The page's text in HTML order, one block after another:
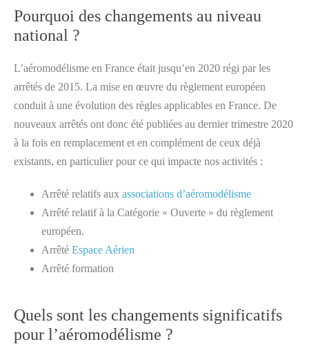
Pourquoi des changements au niveau
national ?
L’aéromodélisme en France était jusqu’en 2020 régi par les
arrêtés de 2015. La mise en œuvre du règlement européen
conduit à une évolution des règles applicables en France. De
nouveaux arrêtés ont donc été publiées au dernier trimestre 2020
à la fois en remplacement et en complément de ceux déjà
existants, en particulier pour ce qui impacte nos activités :
Arrêté relatifs aux associations d’aéromodélisme
Arrêté relatif à la Catégorie « Ouverte » du règlement
européen.
Arrêté Espace Aérien
Arrêté formation
Quels sont les changements significatifs
pour l’aéromodélisme ?